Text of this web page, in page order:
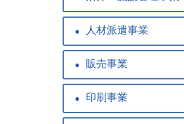
● 人材派遣事業
● 販売事業
● 印刷事業